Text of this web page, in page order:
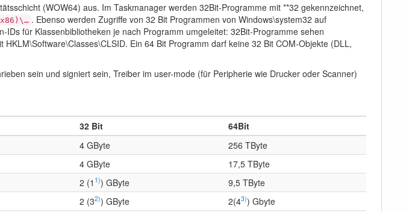
(WOW64) aus. Im Taskmanager werden 32Bit-Programme mit **32 gekennzeichnet,
. Ebenso werden Zugriffe von 32 Bit Programmen von Windows\system32 auf
IDs für Klassenbibliotheken je nach Programm umgeleitet: 32Bit-Programme sehen
Ein 64 Bit Programm darf keine 32 Bit COM-Objekte (DLL,
sein und signiert sein, Treiber im user-mode (für Peripherie wie Drucker oder Scanner)
32 Bit
64Bit
4 GByte
256 TByte
4 GByte
17,5 TByte
2 (1 1)) GByte
9,5 TByte
2 (32)) GByte 2(43)) Gbyte